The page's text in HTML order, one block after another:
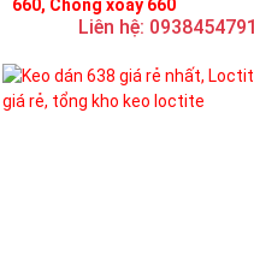
660, Chống xoay 660
Liên hệ: 0938454791